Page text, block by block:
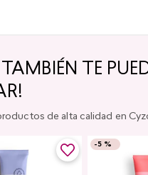
TAMBIÉN TE
de alta calidad en
-5 %